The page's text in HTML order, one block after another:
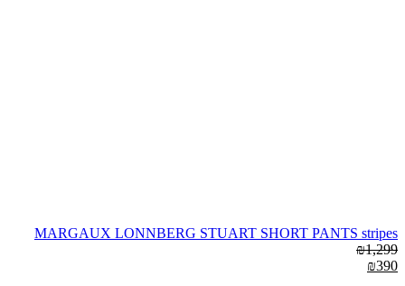
MARGAUX LONNBERG STUART SHORT PANTS stripes
₪1,299
₪390